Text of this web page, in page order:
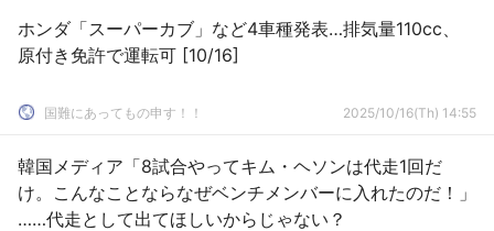
ホンダ「スーパーカブ」など4車種発表…排気量110cc、
原付き免許で運転可 [10/16]
国難にあってもの申す！！ 2025/10/16(Th) 14:55
韓国メディア「8試合やってキム・ヘソンは代走1回だ
け。こんなことならなぜベンチメンバーに入れたのだ！」
……代走として出てほしいからじゃない？